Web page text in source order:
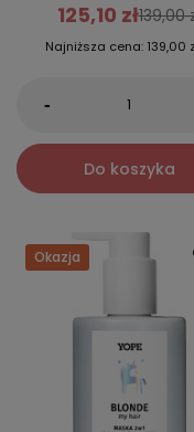
125,10 zł139,00
Najniższa cena: 139,00
-
Do koszyka
Okazja